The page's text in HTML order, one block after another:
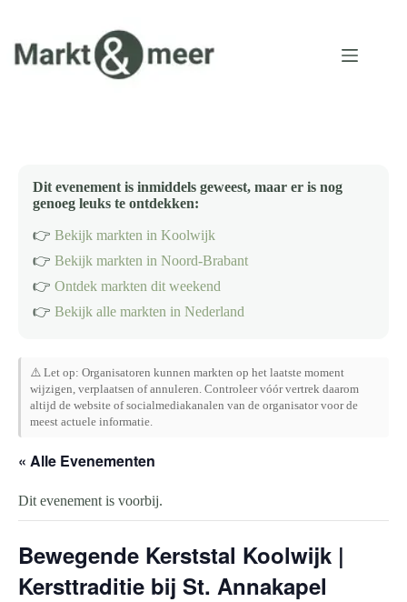
inhoud
Dit evenement is inmiddels geweest, maar er is nog
genoeg leuks te ontdekken:
👉 Bekijk markten in Koolwijk
👉 Bekijk markten in Noord-Brabant
👉 Ontdek markten dit weekend
👉 Bekijk alle markten in Nederland
⚠️ Let op: Organisatoren kunnen markten op het laatste moment
wijzigen, verplaatsen of annuleren. Controleer vóór vertrek daarom
altijd de website of socialmediakanalen van de organisator voor de
meest actuele informatie.
« Alle Evenementen
Dit evenement is voorbij.
Bewegende Kerststal Koolwijk |
Kersttraditie bij St. Annakapel